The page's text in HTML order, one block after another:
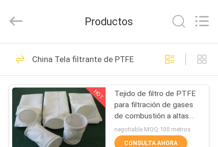
HOGAR
PRODUCTOS
SOBRE
NOSOTROS
Technology
Rights
Tela filtrante del
polvo
48
Productos
China Tela filtrante de PTFE
HOT
Tejido de filtro de PTFE
para filtración de gases
de combustión a altas
temperaturas
negotiable MOQ:100 metros
CONSULTA AHORA